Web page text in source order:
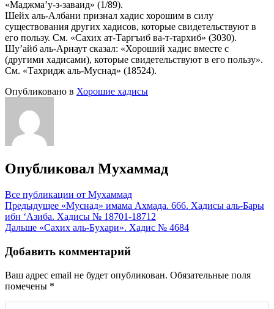
«Маджма’у-з-заваид» (1/89).
Шейх аль-Албани признал хадис хорошим в силу
существования других хадисов, которые свидетельствуют в
его пользу. См. «Сахих ат-Таргъиб ва-т-тархиб» (3030).
Шу’айб аль-Арнаут сказал: «Хороший хадис вместе с
(другими хадисами), которые свидетельствуют в его пользу».
См. «Тахридж аль-Муснад» (18524).
Опубликовано в Хорошие хадисы
Опубликовал Мухаммад
Все публикации от Мухаммад
Навигация
по
Предыдущее «Муснад» имама Ахмада. 666. Хадисы аль-Бары
ибн ‘Азиба. Хадисы № 18701-18712
Дальше «Сахих аль-Бухари». Хадис № 4684
Добавить комментарий
Ваш адрес email не будет опубликован. Обязательные поля
помечены *